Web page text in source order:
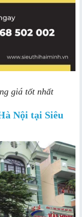
giá tốt nhất
Nội tại Siêu